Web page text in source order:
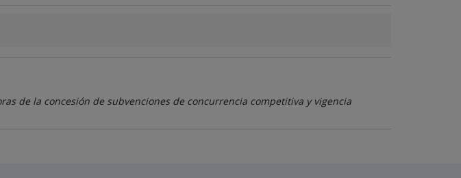
de la concesión de subvenciones de concurrencia competitiva y vigencia